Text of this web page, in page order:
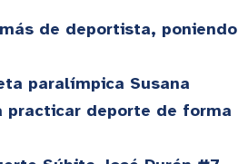
de deportista, poniendo
paralímpica Susana
practicar deporte de forma